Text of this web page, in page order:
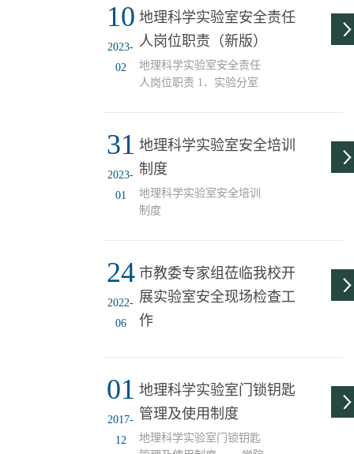
程中心进行了安全检查。
我院重点部位的化学品、
等各项目均符合安全要
求。
目名称 学生名单 学生范
围(学院、专业、班级) 参
加人数 培训日期 培训
人 培训内容 考核方式□免
考 □抽查 □笔试
书提交期限： 年 月
日 填表人
月 日 注：1. 项目负责人
签...
10
2023-
02
地理科学实验室安全责任
人岗位职责（新版）
地理科学实验室安全责任
人岗位职责 1．实验分室
显处。2．熟悉实验室工作
的管理规程，协同实验教
师制定本室安全操作规
程、防火和防盗等安全管
理细则，对学生进行安全
施的正常使用。保持室内
清洁卫生和过道畅通。4．
查实验室水电、门窗是否
31
2023-
01
地理科学实验室安全培训
制度
地理科学实验室安全培训
制度
24
2022-
06
市教委专家组莅临我校开
展实验室安全现场检查工
作
01
2017-
12
地理科学实验室门锁钥匙
管理及使用制度
地理科学实验室门锁钥匙